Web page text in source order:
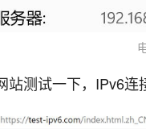
站测试一下，IPv6连